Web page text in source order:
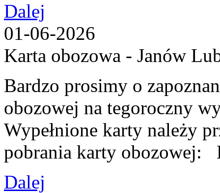
Dalej
01-06-2026
Karta obozowa - Janów
Bardzo prosimy o
obozowej na tegoroczny
Wypełnione karty należy
pobrania karty obozowej:
Dalej